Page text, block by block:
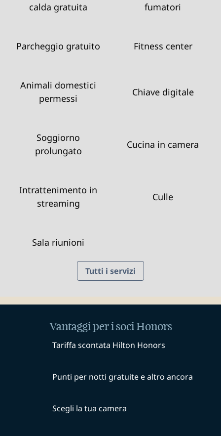
calda gratuita
fumatori
Parcheggio gratuito Fitness center
Animali domestici
permessi
Chiave digitale
Soggiorno
prolungato
Cucina in camera
Intrattenimento in
streaming
Culle
Sala riunioni
Tutti i servizi
Vantaggi per i soci Honors
Tariffa scontata Hilton Honors
Punti per notti gratuite e altro ancora
Scegli la tua camera